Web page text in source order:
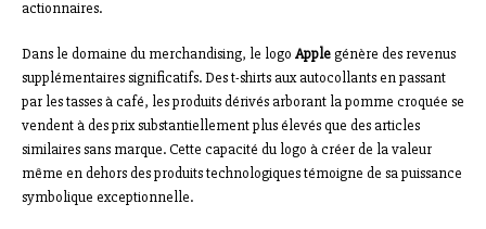
actionnaires.
Dans le domaine du merchandising, le logo Applegénère des revenus
supplémentaires significatifs. Des t-shirts aux autocollants en passant
par les tasses à café, les produits dérivés arborant la pomme croquée se
vendent à des prix substantiellement plus élevés que des articles
similaires sans marque. Cette capacité du logo à créer de la valeur
même en dehors des produits technologiques témoigne de sa puissance
symbolique exceptionnelle.